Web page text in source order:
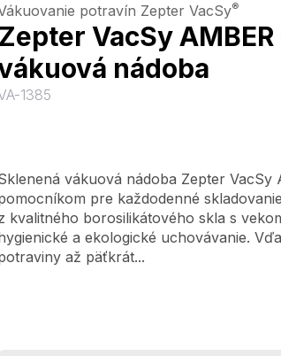
potravín Zepter VacSy®
Zepter VacSy
nádoba
1385
vákuová nádoba Zepter VacSy
pre každodenné
kvalitného borosilikátového skla s
a ekologické uchovávanie.
až päťkrát...